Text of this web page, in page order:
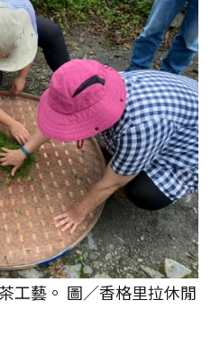
工藝。 圖／香格里拉休閒